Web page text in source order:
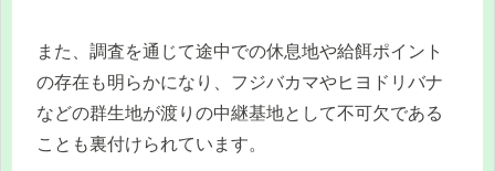
また、調査を通じて途中での休息地や給餌ポイント
の存在も明らかになり、フジバカマやヒヨドリバナ
などの群生地が渡りの中継基地として不可欠である
ことも裏付けられています。